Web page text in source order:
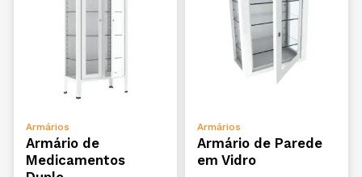
Armários
Armário de
Medicamentos
Armários
Armário de Parede
em Vidro